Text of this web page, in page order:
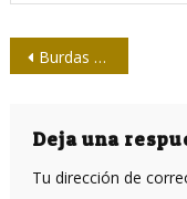
Navegación
entradas
Burdas mentiras y omisión de la verdad
Deja una
Tu dirección de